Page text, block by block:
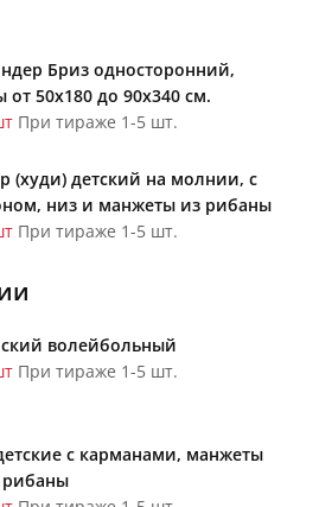
Бриз односторонний,
от 50х180 до 90х340 см.
При тираже 1-5 шт.
(худи) детский на молнии, с
низ и манжеты из рибаны
При тираже 1-5 шт.
волейбольный
При тираже 1-5 шт.
с карманами, манжеты
рибаны